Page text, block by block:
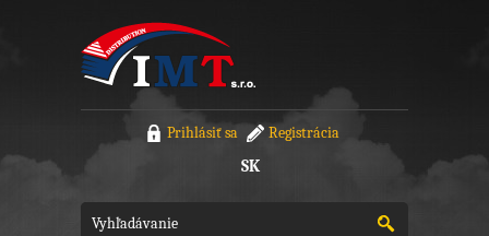
Prihlásiť sa Registrácia
SK